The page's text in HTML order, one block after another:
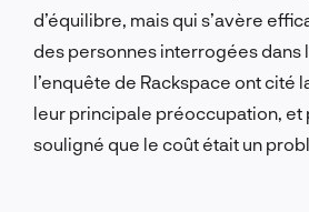
d’équilibre, mais qui s’avère
des personnes interrogées dans
l’enquête de Rackspace ont cité
leur principale préoccupation, et
souligné que le coût était un